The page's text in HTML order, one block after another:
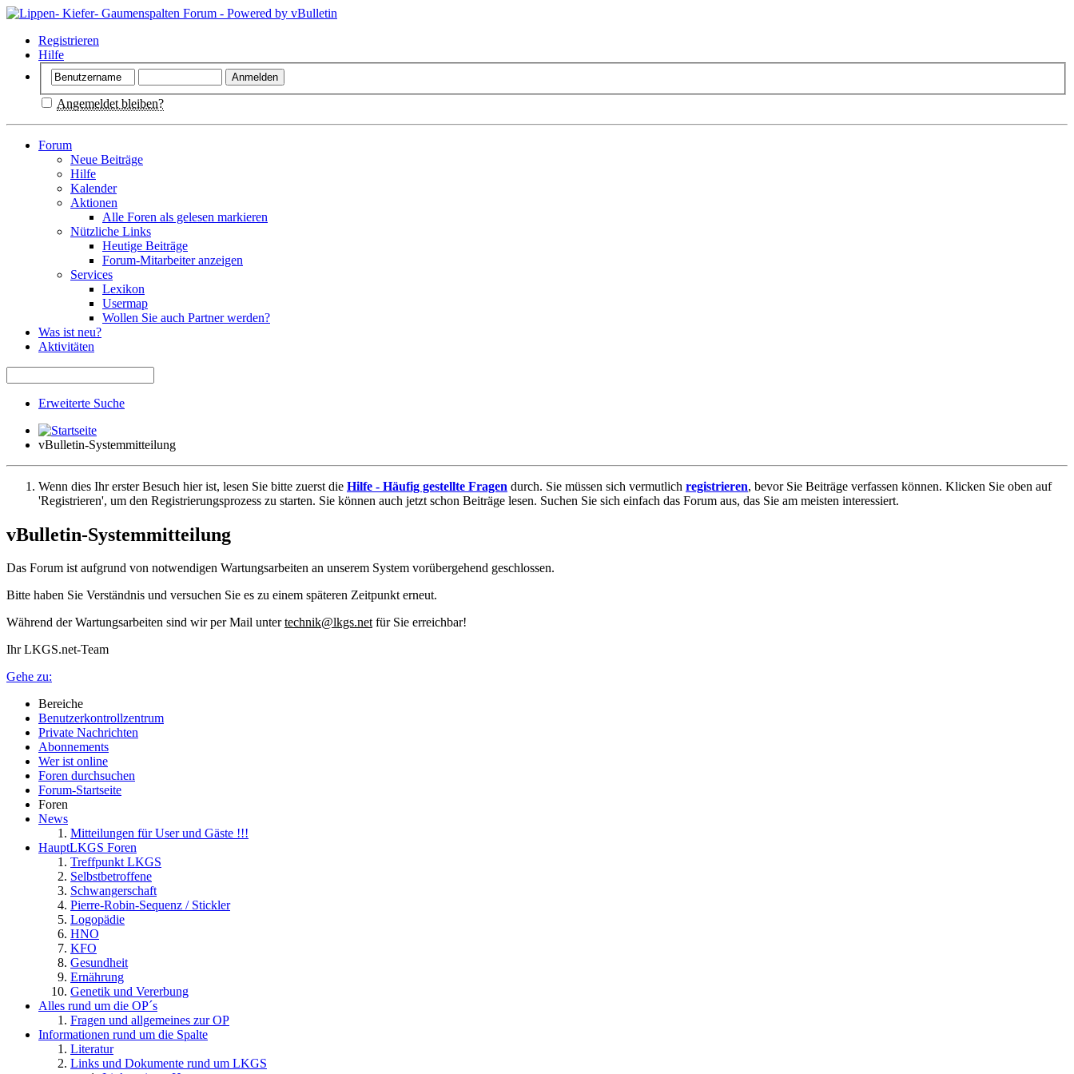
Registrieren
Hilfe
Angemeldet bleiben?
Forum
Neue Beiträge
Hilfe
Kalender
Aktionen
Alle Foren als gelesen markieren
Nützliche Links
Heutige Beiträge
Forum-Mitarbeiter anzeigen
Services
Lexikon
Usermap
Wollen Sie auch Partner werden?
Was ist neu?
Aktivitäten
Erweiterte Suche
vBulletin-Systemmitteilung
Wenn dies Ihr erster Besuch hier ist, lesen Sie bitte zuerst die Hilfe - Häufig gestellte Fragen durch. Sie müssen sich vermutlich registrieren, bevor Sie Beiträge verfassen können. Klicken Sie oben auf
'Registrieren', um den Registrierungsprozess zu starten. Sie können auch jetzt schon Beiträge lesen. Suchen Sie sich einfach das Forum aus, das Sie am meisten interessiert.
vBulletin-Systemmitteilung
Das Forum ist aufgrund von notwendigen Wartungsarbeiten an unserem System vorübergehend geschlossen.
Bitte haben Sie Verständnis und versuchen Sie es zu einem späteren Zeitpunkt erneut.
Während der Wartungsarbeiten sind wir per Mail untertechnik@lkgs.netfür Sie erreichbar!
Ihr LKGS.net-Team
Gehe zu:
Bereiche
Benutzerkontrollzentrum
Private Nachrichten
Abonnements
Wer ist online
Foren durchsuchen
Forum-Startseite
Foren
News
Mitteilungen für User und Gäste !!!
HauptLKGS Foren
Treffpunkt LKGS
Selbstbetroffene
Schwangerschaft
Pierre-Robin-Sequenz / Stickler
Logopädie
HNO
KFO
Gesundheit
Ernährung
Genetik und Vererbung
Alles rund um die OP´s
Fragen und allgemeines zur OP
Informationen rund um die Spalte
Literatur
Links und Dokumente rund um LKGS